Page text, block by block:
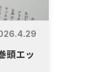
頭エッ